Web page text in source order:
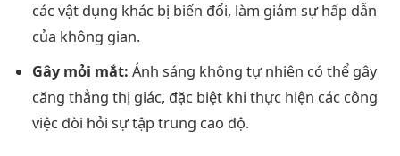
các vật dụng khác bị biến đổi, làm giảm sự hấp dẫn
của không gian.
Gây mỏi mắt: Ánh sáng không tự nhiên có thể gây
căng thẳng thị giác, đặc biệt khi thực hiện các công
việc đòi hỏi sự tập trung cao độ.